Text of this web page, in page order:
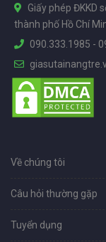
Giấy phép ĐKKD
thành phố Hồ Chí
090.333.1985 -
Về chúng tôi
Câu hỏi thường gặp
Tuyển dụng